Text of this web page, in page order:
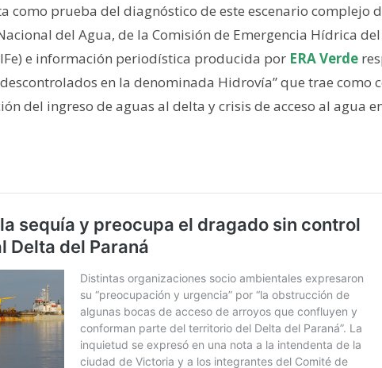
como prueba del diagnóstico de este escenario complejo
del Agua, de la Comisión de Emergencia Hídrica
e información periodística producida por ERA Verde
en la denominada Hidrovía” que trae como
del ingreso de aguas al delta y crisis de acceso al agua